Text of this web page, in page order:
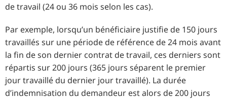
de travail (24 ou 36 mois selon les cas).
Par exemple, lorsqu’un bénéficiaire justifie de 150 jours
travaillés sur une période de référence de 24 mois avant
la fin de son dernier contrat de travail, ces derniers sont
répartis sur 200 jours (365 jours séparent le premier
jour travaillé du dernier jour travaillé). La durée
d’indemnisation du demandeur est alors de 200 jours